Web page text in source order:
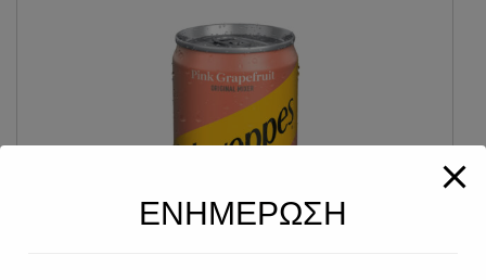
ΕΝΗΜΕΡΩΣΗ